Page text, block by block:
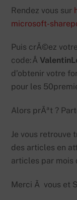
Rendez vous sur
microsoft-
Puis crÃ©ez
code:Â
d’obtenir votre
pour les
Alors prÃªt ?
Je vous retrouve
des articles en
articles par mois
Merci Ã vous et